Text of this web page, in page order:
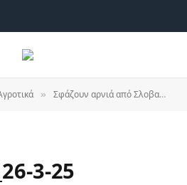
» Σφάζουν αρνιά από Σλοβακία και Ουγγαρία, χωρίς να περάσουν από καραντίνα!
3-25